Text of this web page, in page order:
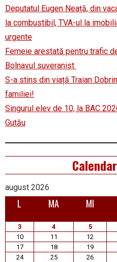
Deputatul Eugen Neață, din
la combustibil, TVA-ul la
urgente
Femeie arestată pentru trafic
Bolnavul suveranist
S-a stins din viață Traian
familiei!
Singurul elev de 10, la BAC
Gutău
august 2026
L MA MI
3
4 5
10
11 12
17
18 19
24
25 26